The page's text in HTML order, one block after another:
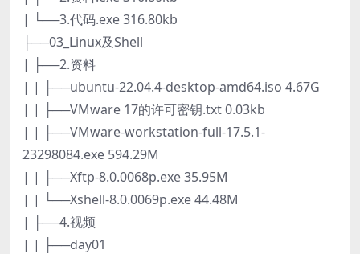
| └──3.代码.exe 316.80kb
├──03_Linux及Shell
| ├──2.资料
| | ├──ubuntu-22.04.4-desktop-amd64.iso 4.67G
| | ├──VMware 17的许可密钥.txt 0.03kb
| | ├──VMware-workstation-full-17.5.1-
23298084.exe 594.29M
| | ├──Xftp-8.0.0068p.exe 35.95M
| | └──Xshell-8.0.0069p.exe 44.48M
| ├──4.视频
| | ├──day01